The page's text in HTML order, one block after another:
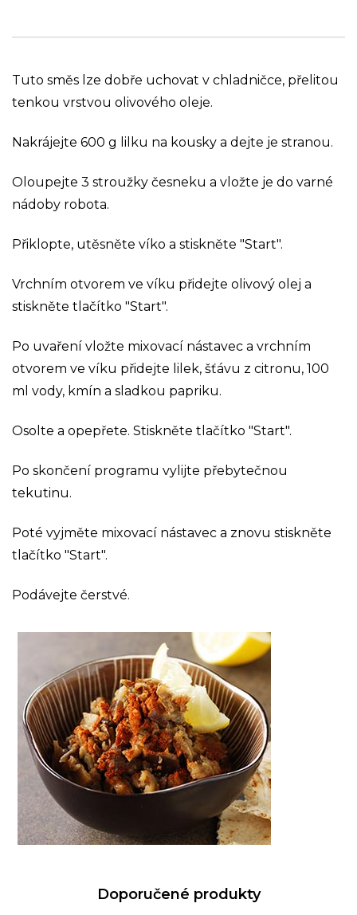
Tuto směs lze dobře uchovat v chladničce, přelitou
tenkou vrstvou olivového oleje.
Nakrájejte 600 g lilku na kousky a dejte je stranou.
Oloupejte 3 stroužky česneku a vložte je do varné
nádoby robota.
Přiklopte, utěsněte víko a stiskněte "Start".
Vrchním otvorem ve víku přidejte olivový olej a
stiskněte tlačítko "Start".
Po uvaření vložte mixovací nástavec a vrchním
otvorem ve víku přidejte lilek, šťávu z citronu, 100
ml vody, kmín a sladkou papriku.
Osolte a opepřete. Stiskněte tlačítko "Start".
Po skončení programu vylijte přebytečnou
tekutinu.
Poté vyjměte mixovací nástavec a znovu stiskněte
tlačítko "Start".
Podávejte čerstvé.
Doporučené produkty